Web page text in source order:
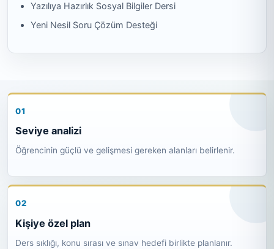
Yazılıya Hazırlık Sosyal Bilgiler Dersi
Yeni Nesil Soru Çözüm Desteği
Seviye analizi
Öğrencinin güçlü ve gelişmesi gereken alanları belirlenir.
Kişiye özel plan
Ders sıklığı, konu sırası ve sınav hedefi birlikte planlanır.